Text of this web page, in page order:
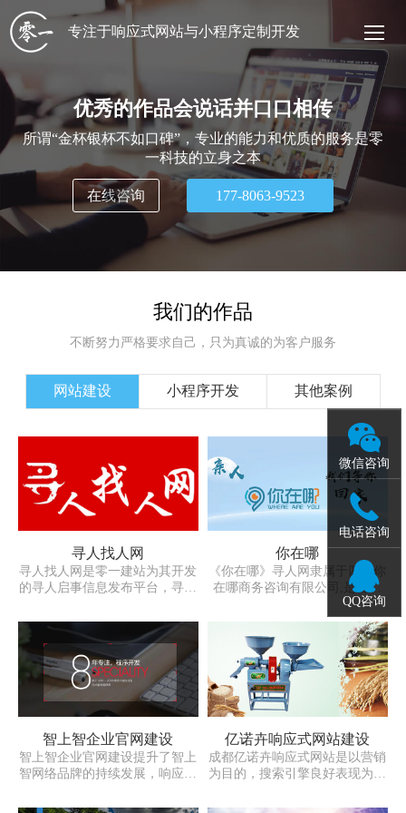
专注于响应式网站与小程序定制开发
优秀的作品会说话并口口相传
所谓“金杯银杯不如口碑”，专业的能力和优质的服务是零
一科技的立身之本
在线咨询 177-8063-9523
我们的作品
不断努力严格要求自己，只为真诚的为客户服务
网站建设 小程序开发 其他案例
寻人找人网
寻人找人网是零一建站为其开发
的寻人启事信息发布平台，寻人
事意在帮助更多家庭团圆。寻人
找人就用寻人找人网。
你在哪
《你在哪》寻人网隶属于四川你
在哪商务咨询有限公司,是目前
国内首家公益寻人及悬赏寻人于
一体的整合寻人平台，本平台致
力于为全国范围内亲友走失，同
学、战友失联及小孩丢失被拐等
一系列的寻人寻亲活动。
智上智企业官网建设
智上智企业官网建设提升了智上
智网络品牌的持续发展，响应式
达，营销随处可见；成都零一企
亿诺卉响应式网站建设
成都亿诺卉响应式网站是以营销
为目的，搜索引擎良好表现为基
通过响应式营销网站建设帮助亿
微信咨询
电话咨询
QQ咨询